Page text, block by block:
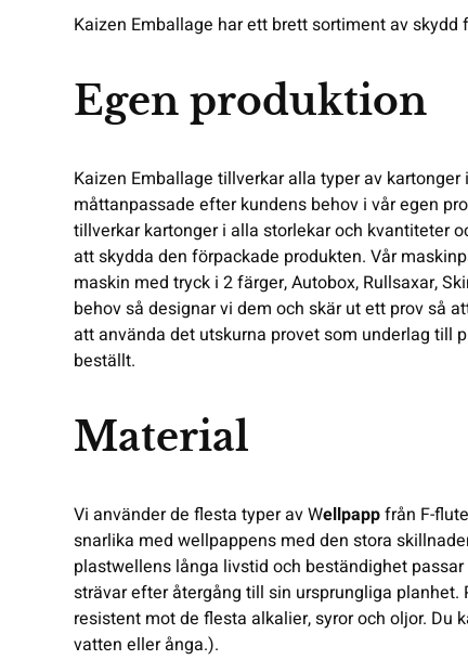
Kaizen Emballage har ett brett sortiment av
Egen produktion
Kaizen Emballage tillverkar alla typer av kartonger
måttanpassade efter kundens behov i vår egen
tillverkar kartonger i alla storlekar och kvantiteter
att skydda den förpackade produkten. Vår
maskin med tryck i 2 färger, Autobox, Rullsaxar,
behov så designar vi dem och skär ut ett prov så
att använda det utskurna provet som underlag till
beställt.
Material
Vi använder de flesta typer av Wellpappfrån F-
snarlika med wellpappens med den stora
plastwellens långa livstid och beständighet
strävar efter återgång till sin ursprungliga
resistent mot de flesta alkalier, syror och oljor.
vatten eller ånga.).